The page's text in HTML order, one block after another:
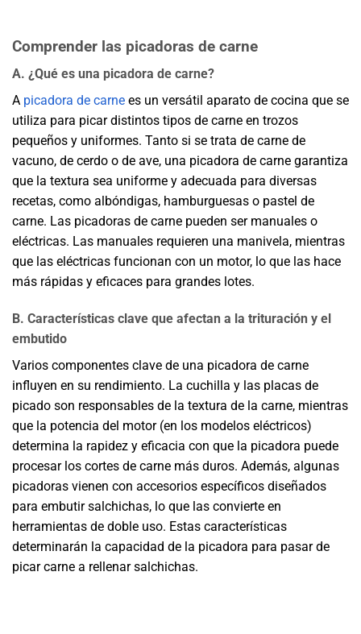
Comprender las picadoras de carne
A. ¿Qué es una picadora de carne?
A picadora de carne es un versátil aparato de cocina que se
utiliza para picar distintos tipos de carne en trozos
pequeños y uniformes. Tanto si se trata de carne de
vacuno, de cerdo o de ave, una picadora de carne garantiza
que la textura sea uniforme y adecuada para diversas
recetas, como albóndigas, hamburguesas o pastel de
carne. Las picadoras de carne pueden ser manuales o
eléctricas. Las manuales requieren una manivela, mientras
que las eléctricas funcionan con un motor, lo que las hace
más rápidas y eficaces para grandes lotes.
B. Características clave que afectan a la trituración y el
embutido
Varios componentes clave de una picadora de carne
influyen en su rendimiento. La cuchilla y las placas de
picado son responsables de la textura de la carne, mientras
que la potencia del motor (en los modelos eléctricos)
determina la rapidez y eficacia con que la picadora puede
procesar los cortes de carne más duros. Además, algunas
picadoras vienen con accesorios específicos diseñados
para embutir salchichas, lo que las convierte en
herramientas de doble uso. Estas características
determinarán la capacidad de la picadora para pasar de
picar carne a rellenar salchichas.